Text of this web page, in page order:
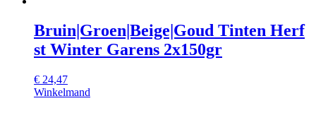
Bruin|Groen|Beige|Goud Tinten Herf
st Winter Garens 2x150gr
€ 24,47
Winkelmand